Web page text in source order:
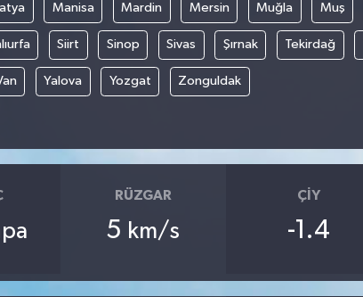
Manisa Mardin Mersin Muğla Muş
Siirt Sinop Sivas Şırnak Tekirdağ
Yalova Yozgat Zonguldak
RÜZGAR
5 km/s
ÇIY
-1.4